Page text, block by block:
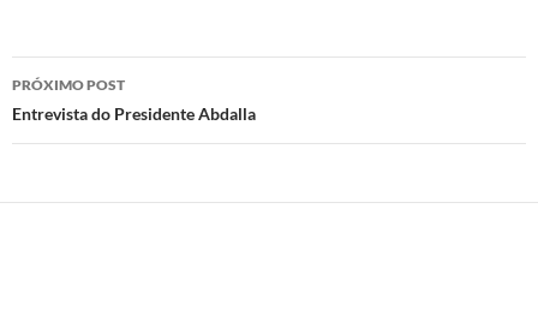
Navegação
de
PRÓXIMO POST
Entrevista do Presidente Abdalla